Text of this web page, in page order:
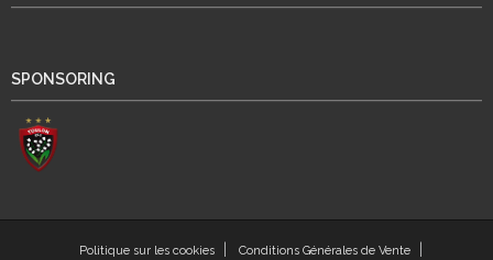
SPONSORING
Politique sur les cookies
Conditions Générales de Vente